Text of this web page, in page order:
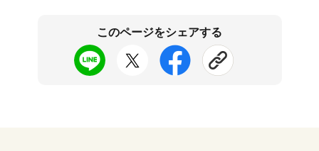
このページをシェアする